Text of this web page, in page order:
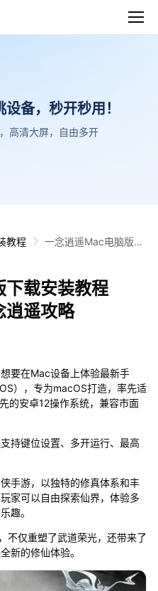
备，秒开秒用！
高清大屏，自由多开
教程
一念逍遥Mac电脑版下
载安装教程
逍遥攻略
要在Mac设备上体验最新手
），专为macOS打造，率先适
的安卓12操作系统，兼容市面
持键位设置、多开运行、最高
手游，以独特的修真体系和丰
家可以自由探索仙界，体验多
趣。
不仅重塑了武道荣光，还带来了
新的修仙体验。